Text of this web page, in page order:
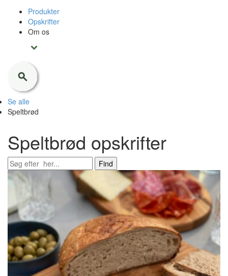
Produkter
Opskrifter
Om os
Se alle
Speltbrød
Speltbrød opskrifter
Find